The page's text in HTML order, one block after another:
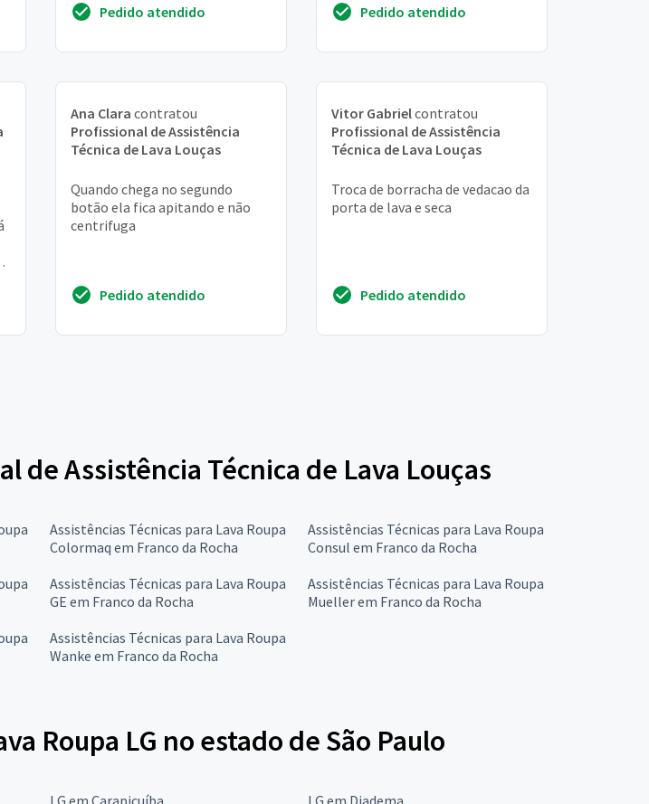
Pedido atendido
Pedido atendido
Ana Clara contratou
Profissional de Assistência
Técnica de Lava Louças
Quando chega no segundo
botão ela fica apitando e não
centrifuga
Pedido atendido
Vitor Gabrielcontratou
Profissional de Assistência
Técnica de Lava Louças
Troca de borracha de vedacao da
porta de lava e seca
Pedido atendido
de Assistência Técnica de Lava Louças
Assistências Técnicas para Lava Roupa
Colormaq em Franco da Rocha
Assistências Técnicas para Lava Roupa
Consul em Franco da Rocha
Assistências Técnicas para Lava Roupa
GE em Franco da Rocha
Assistências Técnicas para Lava Roupa
Mueller em Franco da Rocha
Assistências Técnicas para Lava Roupa
Wanke em Franco da Rocha
Roupa LG no estado de São Paulo
LG em Carapicuíba LG em Diadema